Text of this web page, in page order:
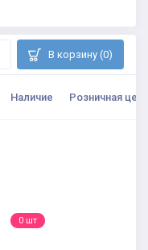
В корзину (0)
Наличие Розничная
0 шт